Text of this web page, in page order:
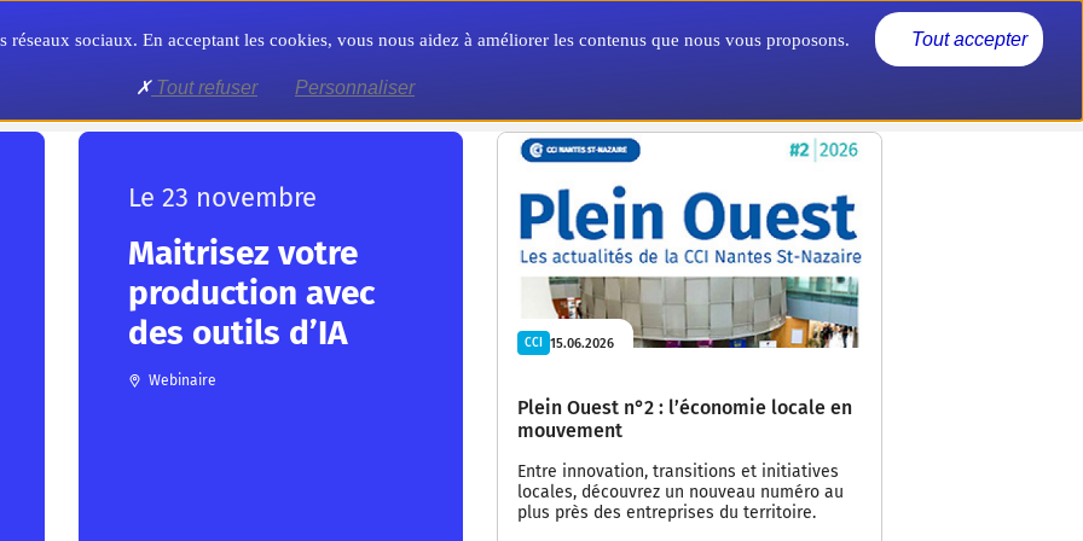
Territoire Formation Formalités Actualités Nous connaître
Transition numérique
Le 23 novembre
Maitrisez votre
production avec
des outils d’IA
Webinaire
CCI 15.06.2026
Plein Ouest n°2 : l’économie locale en
mouvement
Entre innovation, transitions et initiatives
locales, découvrez un nouveau numéro au
plus près des entreprises du territoire.
sociaux. En acceptant les cookies, vous nous aidez à améliorer les contenus que nous vous proposons. Tout accepter
Tout refuser Personnaliser